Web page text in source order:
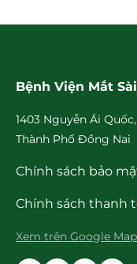
Bệnh Viện Mắt
1403 Nguyễn Ái
Thành Phố Đồng Nai
Chính sách bảo
Chính sách thanh
Xem trên Google Map